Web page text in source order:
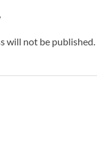
will not be published.